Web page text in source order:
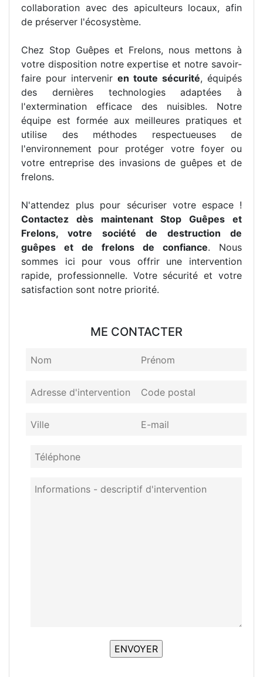
collaboration avec des apiculteurs locaux, afin
de préserver l'écosystème.
Chez Stop Guêpes et Frelons, nous mettons à
votre disposition notre expertise et notre savoir-
faire pour intervenir en toute sécurité, équipés
des dernières technologies adaptées à
l'extermination efficace des nuisibles. Notre
équipe est formée aux meilleures pratiques et
utilise des méthodes respectueuses de
l'environnement pour protéger votre foyer ou
votre entreprise des invasions de guêpes et de
frelons.
N'attendez plus pour sécuriser votre espace !
Contactez dès maintenant Stop Guêpes et
Frelons, votre société de destruction de
guêpes et de frelons de confiance. Nous
sommes ici pour vous offrir une intervention
rapide, professionnelle. Votre sécurité et votre
satisfaction sont notre priorité.
ME CONTACTER